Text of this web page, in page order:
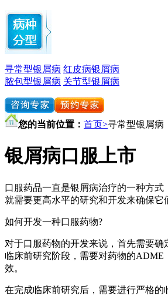
寻常型银屑病 红皮病银屑病
脓包型银屑病 关节型银屑病
您的当前位置： 首页>寻常型银屑病
银屑病口服上市
口服药品一直是银屑病治疗的一种方
就需要更高水平的研究和开发来确保
如何开发一种口服药物?
对于口服药物的开发来说，首先需要
临床前研究阶段，需要对药物的
效。
在完成临床前研究后，需要进行严格